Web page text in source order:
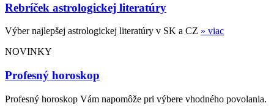
Rebríček astrologickej literatúry
Výber najlepšej astrologickej literatúry v SK a CZ » viac
NOVINKY
Profesný horoskop
Profesný horoskop Vám napomôže pri výbere vhodného povolania.